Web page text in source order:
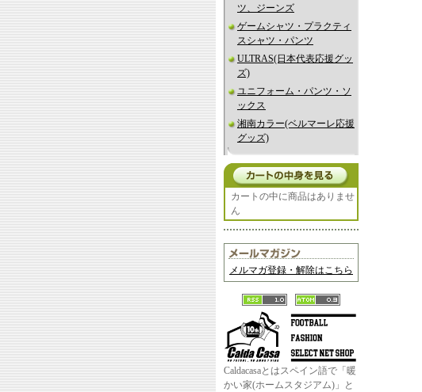
ツ、ジーンズ
ゲームシャツ・プラクティ
スシャツ・パンツ
ULTRAS(日本代表応援グッ
ズ)
ユニフォーム・パンツ・ソ
ックス
湘南カラー(ベルマーレ応援
グッズ)
カートの中に商品はありませ
ん
メルマガ登録・解除はこちら
Caldacasaとはスペイン語で「暖
かい家(ホームスタジアム)」と